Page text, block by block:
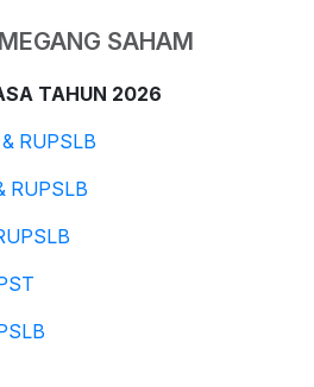
SAHAM
TAHUN 2026
RUPSLB
RUPSLB